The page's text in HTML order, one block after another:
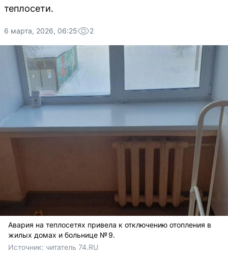
теплосети.
6 марта, 2026, 06:25 2
Авария на теплосетях привела к отключению отопления в
жилых домах и больнице № 9.
Источник: читатель 74.RU